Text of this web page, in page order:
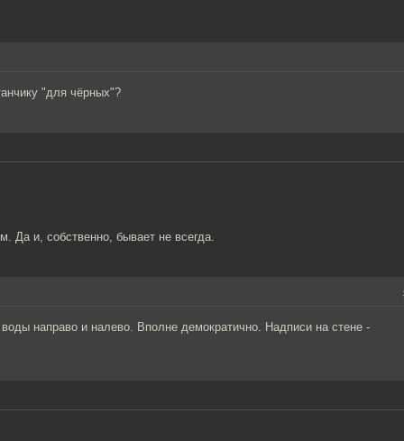
"для чёрных"?
Да и, собственно, бывает не всегда.
направо и налево. Вполне демократично. Надписи на стене -